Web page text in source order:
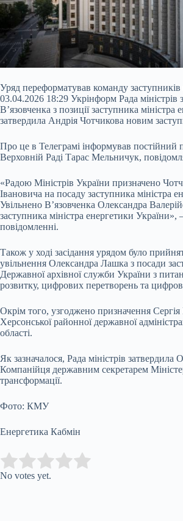
Уряд переформатував команду заступників
03.04.2026 18:29 Укрінформ Рада міністрів
В’язовченка з позиції заступника міністра
затвердила Андрія Чотчикова новим
Про це в Телеграмі інформував постійний
Верховній Раді Тарас Мельничук,
«Радою Міністрів України призначено
Івановича на посаду заступника міністра
Увільнено В’язовченка Олександра
заступника міністра енергетики України»,
повідомленні.
Також у ході засідання урядом було
увільнення Олександра Лашка з посади
Державної архівної служби України з
розвитку, цифрових перетворень та
Окрім того, узгоджено призначення
Херсонської районної державної
області.
Як зазначалося, Рада міністрів затвердила
Компанійця державним секретарем
трансформації.
Фото: КМУ
Енергетика Кабмін
Rate this item:
No votes yet.